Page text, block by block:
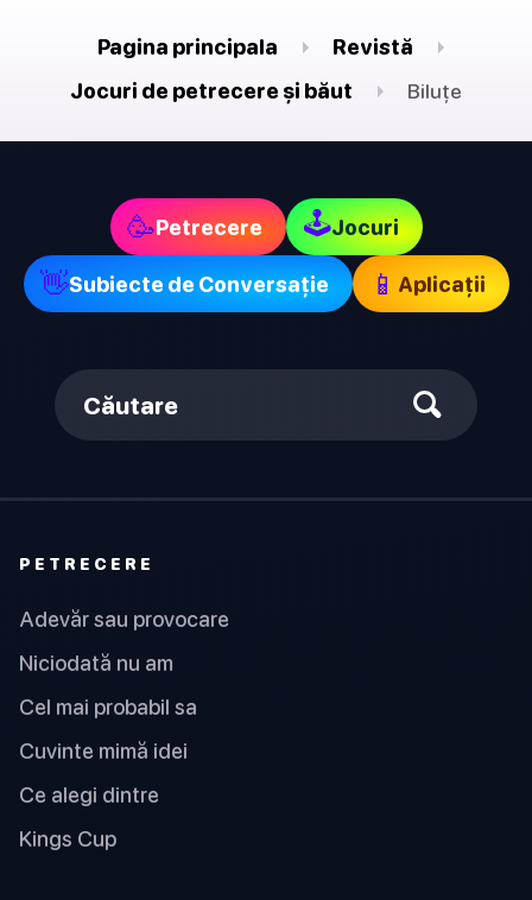
Pagina principala
Revistă
Jocuri de petrecere și băut
Biluțe
🥳Petrecere 🕹Jocuri
👋Subiecte de Conversație 📱 Aplicații
Căutare
PETRECERE
Adevăr sau provocare
Niciodată nu am
Cel mai probabil sa
Cuvinte mimă idei
Ce alegi dintre
Kings Cup